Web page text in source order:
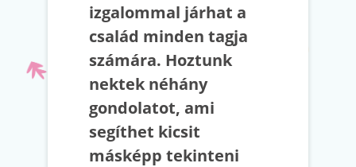
izgalommal járhat a
család minden tagja
számára. Hoztunk
nektek néhány
gondolatot, ami
segíthet kicsit
másképp tekinteni